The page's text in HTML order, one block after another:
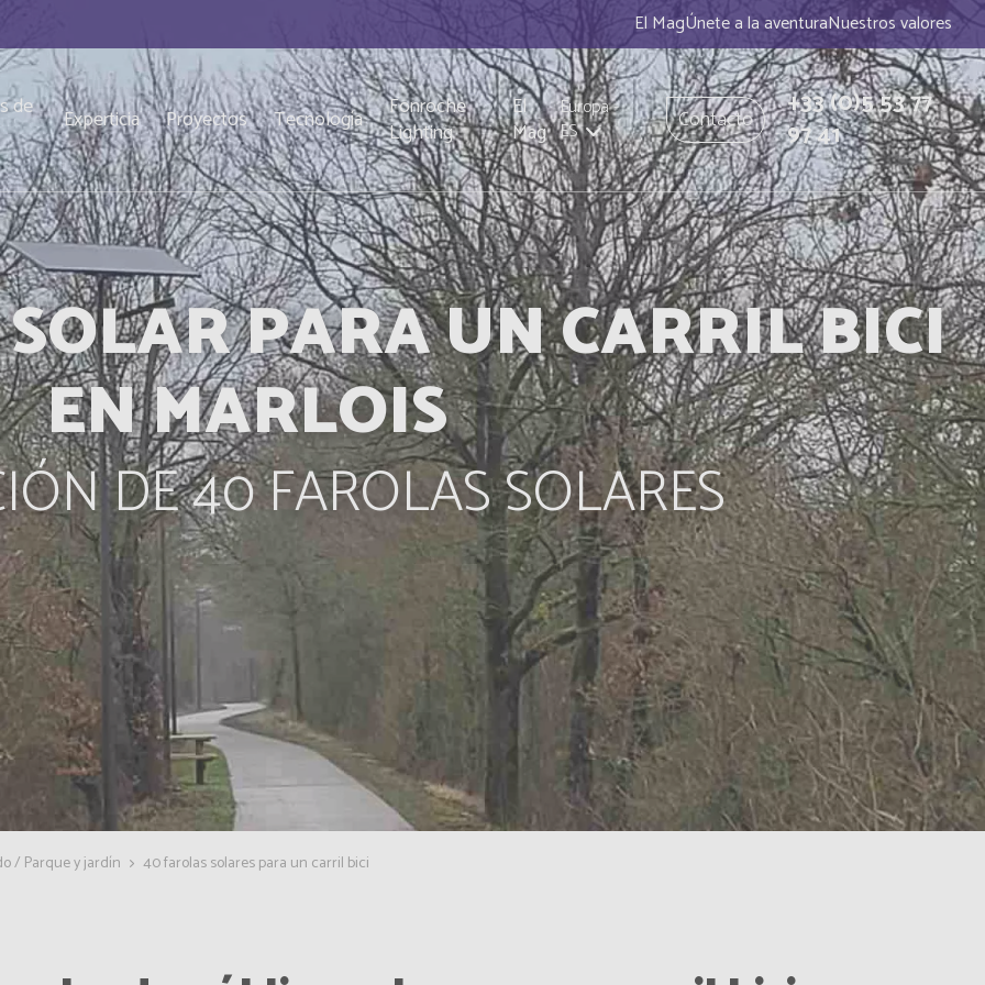
El MagÚnete a la aventuraNuestros valores
de
Experticia Proyectos Tecnología
Fonroche
Lighting
El
Mag
Europa-
ES
Contacto +33(0)5 53 77
97 41
PARA UN CARRIL BICI
EN MARLOIS
DE 40 FAROLAS SOLARES
/ Parque y jardín 40 farolas solares para un carril bici